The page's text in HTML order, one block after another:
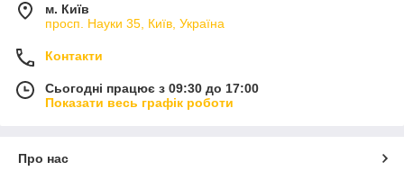
м. Київ
просп. Науки 35, Київ, Україна
Контакти
Сьогодні працює з 09:30 до 17:00
Показати весь графік роботи
Про нас